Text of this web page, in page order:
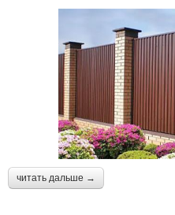
читать дальше →